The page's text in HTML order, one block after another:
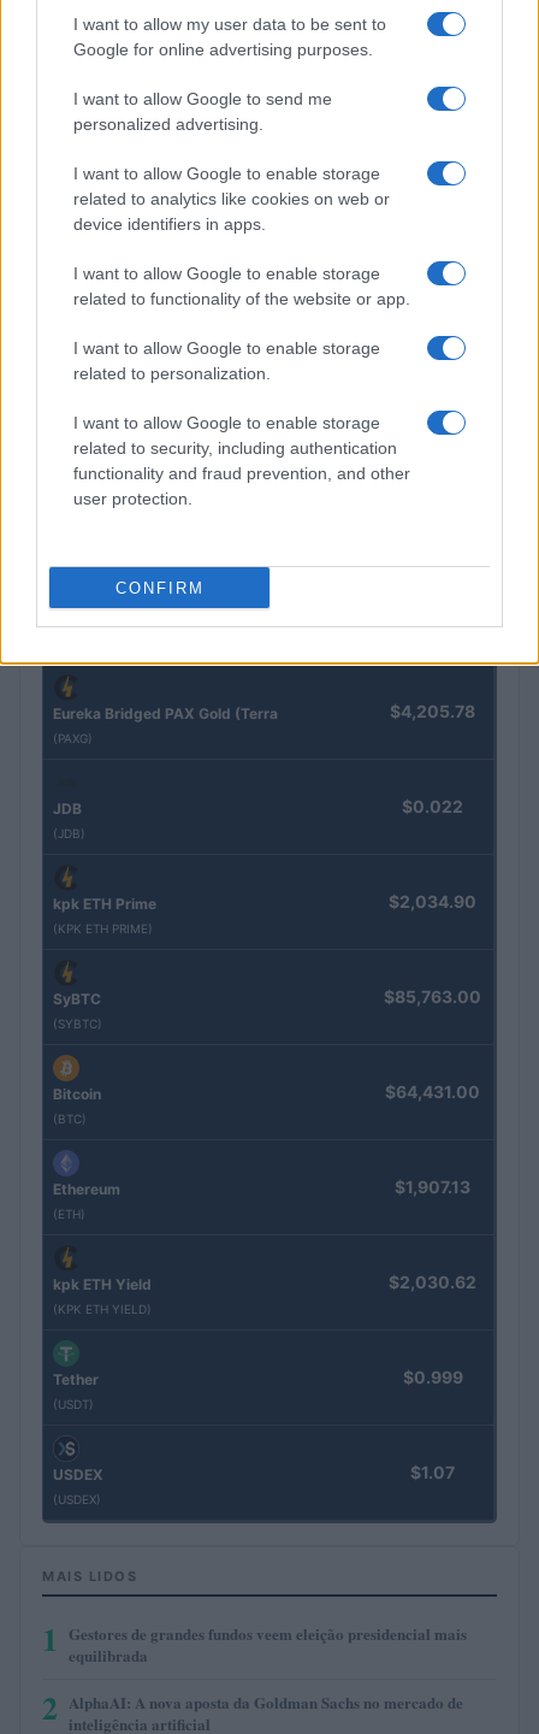
I want to allow my user data to be sent to
Google for online advertising purposes.
I want to allow Google to send me
personalized advertising.
I want to allow Google to enable storage
related to analytics like cookies on web or
device identifiers in apps.
I want to allow Google to enable storage
related to functionality of the website or app.
I want to allow Google to enable storage
related to personalization.
I want to allow Google to enable storage
related to security, including authentication
functionality and fraud prevention, and other
user protection.
CONFIRM
Gávea Investimentos fecha multimercados e transfere R$ 2
bilhões para Bradesco Asset
COTAÇÕES CRYPTO
Eureka Bridged PAX Gold (Terra
(PAXG)
$4,205.78
JDB
(JDB)
$0.022
kpk ETH Prime
(KPK ETH PRIME)
$2,034.90
SyBTC
(SYBTC)
$85,763.00
Bitcoin
(BTC)
$64,431.00
Ethereum
(ETH)
$1,907.13
kpk ETH Yield
(KPK ETH YIELD)
$2,030.62
Tether
(USDT)
$0.999
USDEX
(USDEX)
$1.07
MAIS LIDOS
1
Gestores de grandes fundos veem eleição presidencial mais
equilibrada
2 AlphaAI: A nova aposta da Goldman Sachs no mercado de
inteligência artificial